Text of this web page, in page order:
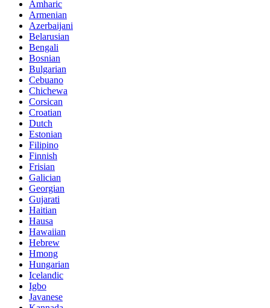
Amharic
Armenian
Azerbaijani
Belarusian
Bengali
Bosnian
Bulgarian
Cebuano
Chichewa
Corsican
Croatian
Dutch
Estonian
Filipino
Finnish
Frisian
Galician
Georgian
Gujarati
Haitian
Hausa
Hawaiian
Hebrew
Hmong
Hungarian
Icelandic
Igbo
Javanese